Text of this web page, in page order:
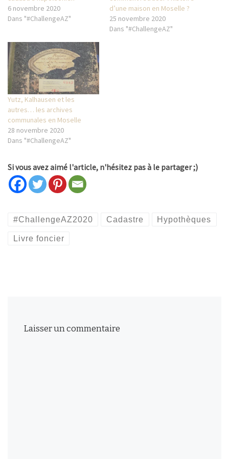
o
k
(
v
r
e
d
a
n
s
u
n
e
n
o
u
v
e
l
e
ê
t
e
a
u
n
e
n
o
u
v
e
l
l
e
e
n
ê
t
r
6 novembre 2020
Dans "#ChallengeAZ"
d’une maison en Moselle ?
25 novembre 2020
Dans "#ChallengeAZ"
Yutz, Kalhausen et les
autres… les archives
communales en Moselle
28 novembre 2020
Dans "#ChallengeAZ"
Si vous avez aimé l'article, n'hésitez pas à le partager ;)
#ChallengeAZ2020 Cadastre Hypothèques
Livre foncier
Laisser un commentaire